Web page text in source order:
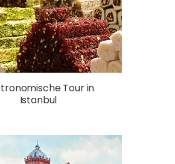
Tour in
Istanbul